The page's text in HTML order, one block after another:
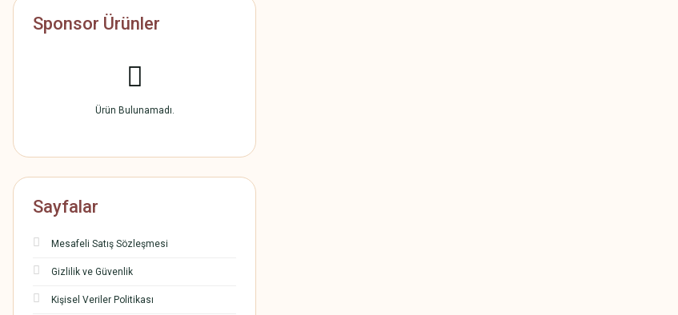
Sponsor Ürünler
Ürün Bulunamadı.
Sayfalar
Mesafeli Satış Sözleşmesi
Gizlilik ve Güvenlik
Kişisel Veriler Politikası